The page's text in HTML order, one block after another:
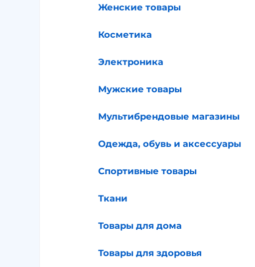
Женские товары
Косметика
Электроника
Мужские товары
Мультибрендовые магазины
Одежда, обувь и аксессуары
Спортивные товары
Ткани
Товары для дома
Товары для здоровья